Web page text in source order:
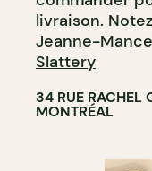
livraison.
Jeanne-
Slattery
34 RUE RACHEL
MONTRÉAL